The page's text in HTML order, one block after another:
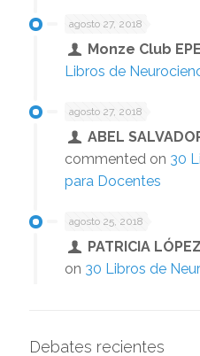
agosto 27, 2018
Monze Club EPE
Libros de
agosto 27, 2018
ABEL
commented on 30
para Docentes
agosto 25, 2018
PATRICIA
on 30 Libros de
Debates recientes